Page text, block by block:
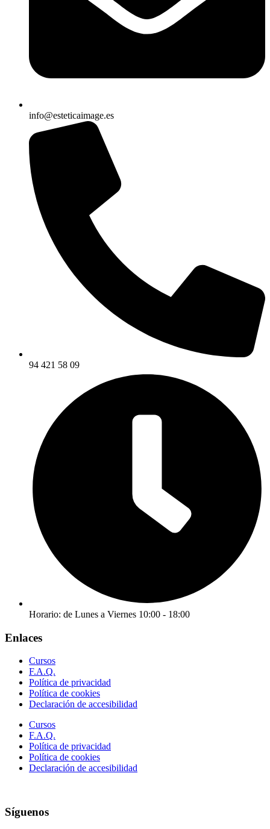
info@esteticaimage.es
94 421 58 09
Horario: de Lunes a Viernes 10:00 - 18:00
Enlaces
Cursos
F.A.Q.
Política de privacidad
Política de cookies
Declaración de accesibilidad
Cursos
F.A.Q.
Política de privacidad
Política de cookies
Declaración de accesibilidad
Síguenos